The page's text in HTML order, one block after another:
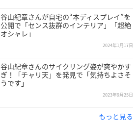
谷山紀章さんが自宅の“本ディスプレイ”を
公開で「センス抜群のインテリア」「超絶
オシャレ」
2024年1月17日
谷山紀章さんのサイクリング姿が爽やかす
ぎ！「チャリ天」を発見で「気持ちよさそ
うです」
2023年9月25日
もっと見る